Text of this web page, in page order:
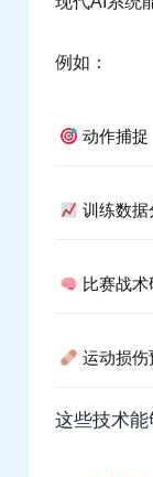
例如：
动作捕捉
训练数据
比赛战术
运动损伤
这些技术能